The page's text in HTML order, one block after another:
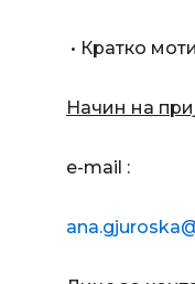
• Кратко
Начин на
e-mail :